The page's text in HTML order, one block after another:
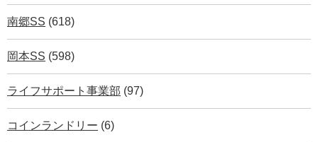
南郷SS (618)
岡本SS (598)
ライフサポート事業部 (97)
コインランドリー (6)